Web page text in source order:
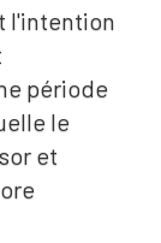
l'intention
période
le
et